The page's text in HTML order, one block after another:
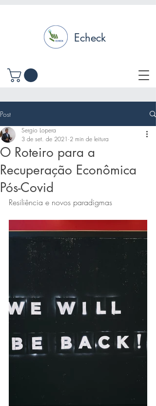
Echeck
Post
O Roteiro para a
Recuperação Econômica
Pós-Covid
Sergio Lopera
3 de set. de 2021 2 min de leitura
Resiliência e novos paradigmas